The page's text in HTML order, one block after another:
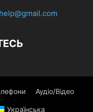
Аудіо/Відео
Українська